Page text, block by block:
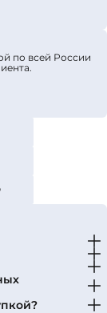
по всей России